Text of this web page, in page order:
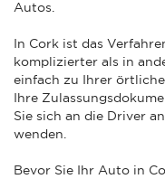
Autos.
In Cork ist das
komplizierter als in
einfach zu Ihrer
Ihre
Sie sich an die Driver
wenden.
Bevor Sie Ihr Auto in